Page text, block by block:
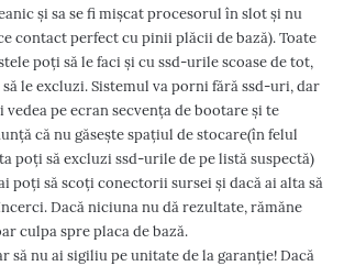
și sa se fi mișcat procesorul în slot și nu
contact perfect cu pinii plăcii de bază). Toate
poți să le faci și cu ssd-urile scoase de tot,
să le excluzi. Sistemul va porni fără ssd-uri, dar
vedea pe ecran secvența de bootare și te
că nu găsește spațiul de stocare(în felul
poți să excluzi ssd-urile de pe listă suspectă)
poți să scoți conectorii sursei și dacă ai alta să
Dacă niciuna nu dă rezultate, rămăne
culpa spre placa de bază.
să nu ai sigiliu pe unitate de la garanție! Dacă